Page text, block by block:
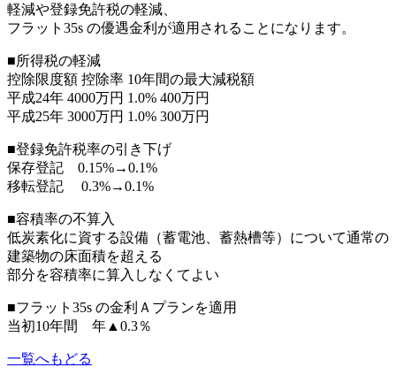
軽減や登録免許税の軽減、
フラット35s の優遇金利が適用されることになります。
■所得税の軽減
控除限度額 控除率 10年間の最大減税額
平成24年 4000万円 1.0% 400万円
平成25年 3000万円 1.0% 300万円
■登録免許税率の引き下げ
保存登記 0.15%→0.1%
移転登記 0.3%→0.1%
■容積率の不算入
低炭素化に資する設備（蓄電池、蓄熱槽等）について通常の
建築物の床面積を超える
部分を容積率に算入しなくてよい
■フラット35s の金利Ａプランを適用
当初10年間 年▲0.3％
一覧へもどる